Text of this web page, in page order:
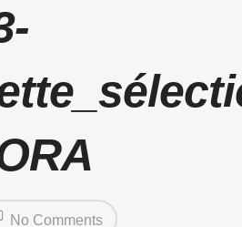
No Comments